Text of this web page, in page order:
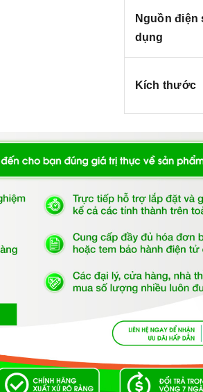
Nguồn điện
dụng
Kích thước